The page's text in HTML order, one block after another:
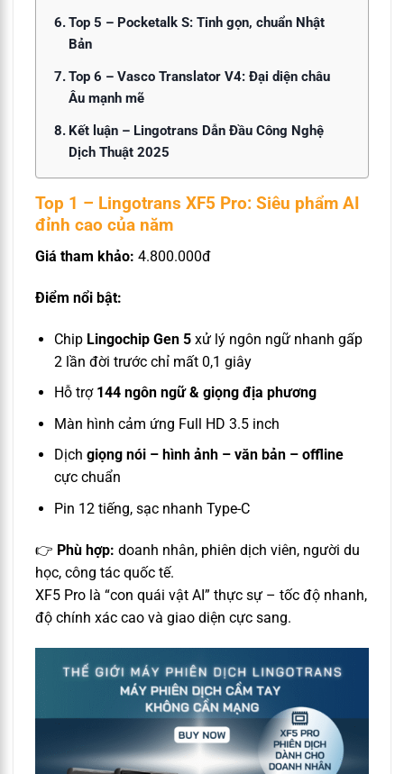
Top 5 – Pocketalk S: Tinh gọn, chuẩn Nhật
Bản
Top 6 – Vasco Translator V4: Đại diện châu
Âu mạnh mẽ
Kết luận – Lingotrans Dẫn Đầu Công Nghệ
Dịch Thuật 2025
Top 1 – Lingotrans XF5 Pro: Siêu phẩm AI
đỉnh cao của năm
Giá tham khảo: 4.800.000đ
Điểm nổi bật:
Chip Lingochip Gen 5xử lý ngôn ngữ nhanh gấp
2 lần đời trước chỉ mất 0,1 giây
Hỗ trợ 144 ngôn ngữ & giọng địa phương
Màn hình cảm ứng Full HD 3.5 inch
Dịch giọng nói – hình ảnh – văn bản – offline
cực chuẩn
Pin 12 tiếng, sạc nhanh Type-C
👉 Phù hợp: doanh nhân, phiên dịch viên, người du
học, công tác quốc tế.
XF5 Pro là “con quái vật AI” thực sự – tốc độ nhanh,
độ chính xác cao và giao diện cực sang.